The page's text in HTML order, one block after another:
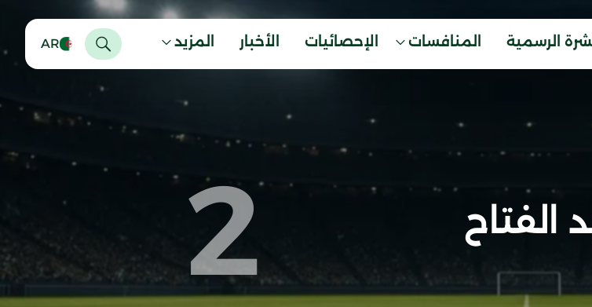
الرسمية المنافسات الإحصائيات الأخبار المزيد AR
الفتاح 2